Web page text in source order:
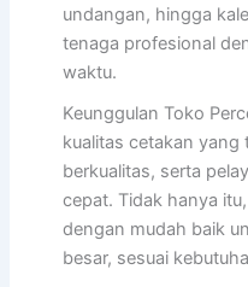
undangan, hingga
tenaga profesional
waktu.
Keunggulan Toko
kualitas cetakan yang
berkualitas, serta
cepat. Tidak hanya
dengan mudah baik
besar, sesuai